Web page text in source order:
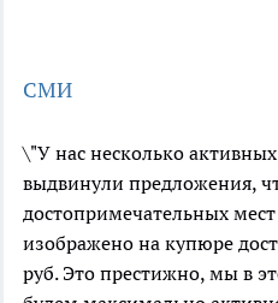
СМИ
\"У нас несколько
выдвинули предложения,
достопримечательных
изображено на купюре
руб. Это престижно, мы в